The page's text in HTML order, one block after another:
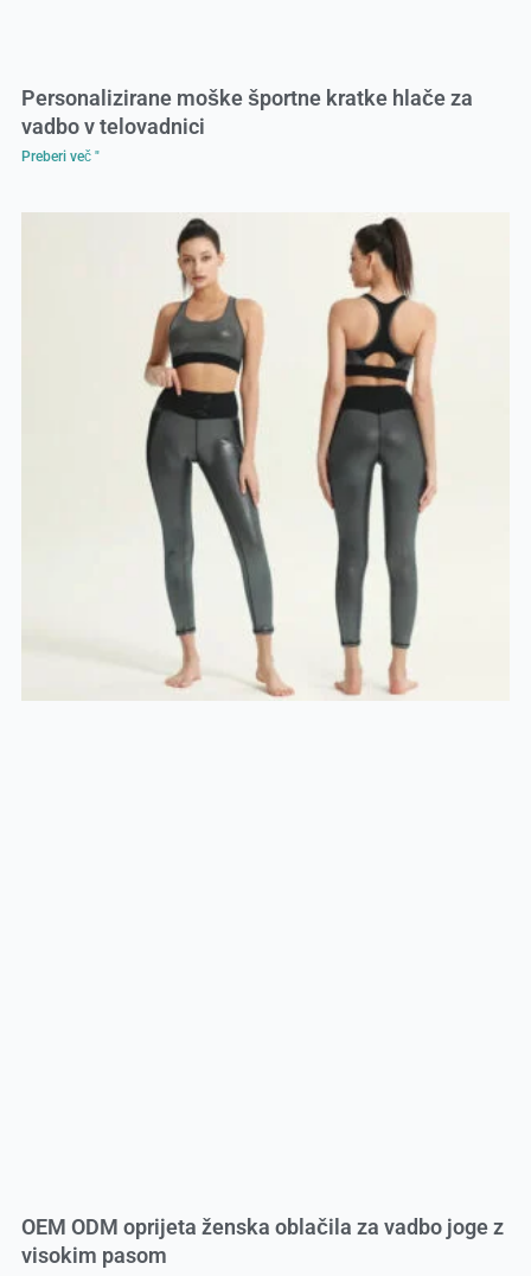
Personalizirane moške športne kratke hlače za
vadbo v telovadnici
Preberi več "
OEM ODM oprijeta ženska oblačila za vadbo joge z
visokim pasom